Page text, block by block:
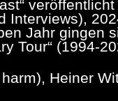
Interviews),
Jahr gingen
Tour“ (1994-
Heiner